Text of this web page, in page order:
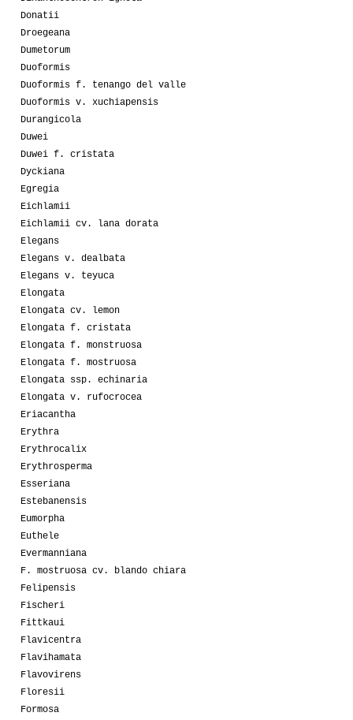
Donatii
Droegeana
Dumetorum
Duoformis
Duoformis f. tenango del valle
Duoformis v. xuchiapensis
Durangicola
Duwei
Duwei f. cristata
Dyckiana
Egregia
Eichlamii
Eichlamii cv. lana dorata
Elegans
Elegans v. dealbata
Elegans v. teyuca
Elongata
Elongata cv. lemon
Elongata f. cristata
Elongata f. monstruosa
Elongata f. mostruosa
Elongata ssp. echinaria
Elongata v. rufocrocea
Eriacantha
Erythra
Erythrocalix
Erythrosperma
Esseriana
Estebanensis
Eumorpha
Euthele
Evermanniana
F. mostruosa cv. blando chiara
Felipensis
Fischeri
Fittkaui
Flavicentra
Flavihamata
Flavovirens
Floresii
Formosa